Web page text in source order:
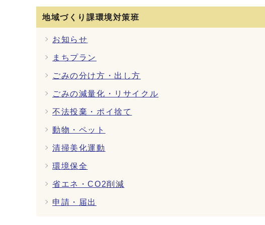
地域づくり課環境対策班
お知らせ
まちプラン
ごみの分け方・出し方
ごみの減量化・リサイクル
不法投棄・ポイ捨て
動物・ペット
清掃美化運動
環境保全
省エネ・CO2削減
申請・届出